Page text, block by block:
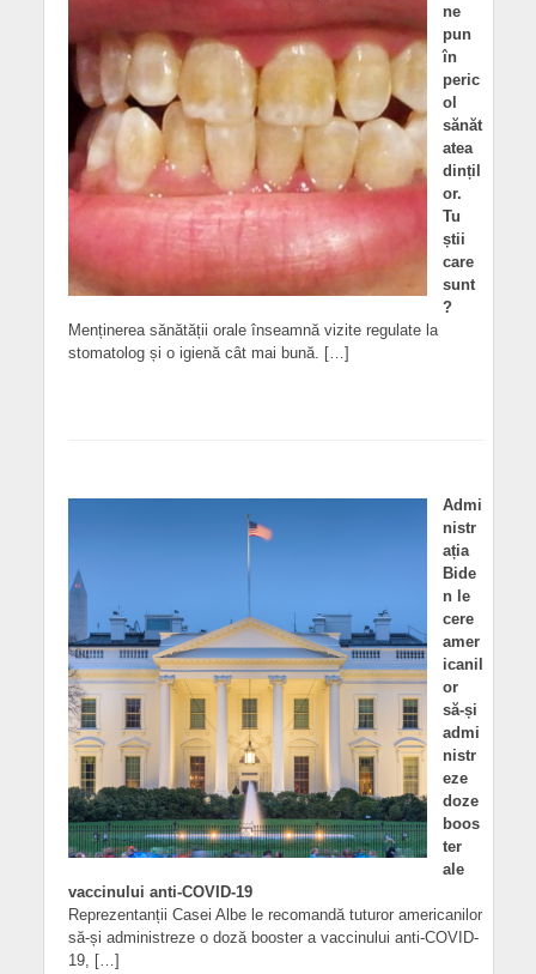
ne
pun
în
peric
ol
sănăt
atea
dințil
or.
Tu
știi
care
sunt
?
Menținerea sănătății orale înseamnă vizite regulate la
stomatolog și o igienă cât mai bună. […]
Admi
nistr
ația
Bide
n le
cere
amer
icanil
or
să-și
admi
nistr
eze
doze
boos
ter
ale
vaccinului anti-COVID-19
Reprezentanții Casei Albe le recomandă tuturor americanilor
să-și administreze o doză booster a vaccinului anti-COVID-
19, […]